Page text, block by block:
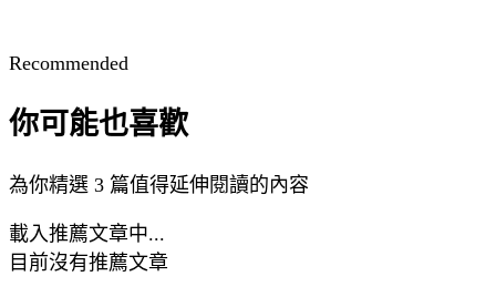
Recommended
你可能也喜歡
為你精選 3 篇值得延伸閱讀的內容
載入推薦文章中...
目前沒有推薦文章